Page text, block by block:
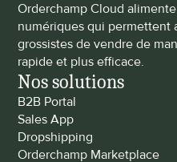
Orderchamp Cloud
numériques qui permettent
grossistes de vendre de
rapide et plus efficace.
Nos solutions
B2B Portal
Sales App
Dropshipping
Orderchamp Marketplace